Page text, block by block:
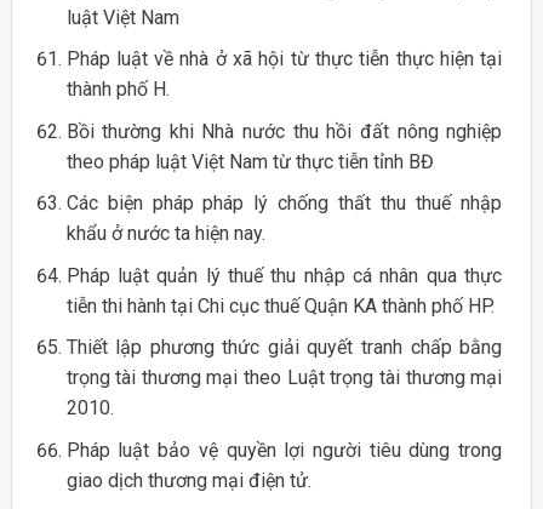
luật Việt Nam
Pháp luật về nhà ở xã hội từ thực tiễn thực hiện tại
thành phố H.
Bồi thường khi Nhà nước thu hồi đất nông nghiệp
theo pháp luật Việt Nam từ thực tiễn tỉnh BĐ
Các biện pháp pháp lý chống thất thu thuế nhập
khẩu ở nước ta hiện nay.
Pháp luật quản lý thuế thu nhập cá nhân qua thực
tiễn thi hành tại Chi cục thuế Quận KA thành phố HP.
Thiết lập phương thức giải quyết tranh chấp bằng
trọng tài thương mại theo Luật trọng tài thương mại
2010.
Pháp luật bảo vệ quyền lợi người tiêu dùng trong
giao dịch thương mại điện tử.